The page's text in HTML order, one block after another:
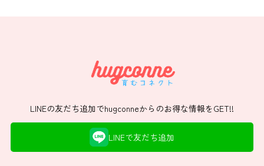
LINEの友だち追加でhugconneからのお得な情報をGET!!
LINEで友だち追加